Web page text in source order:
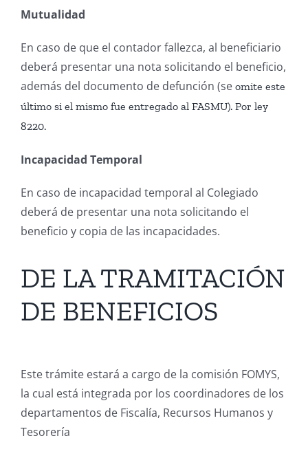
Mutualidad
En caso de que el contador fallezca, al beneficiario
deberá presentar una nota solicitando el beneficio,
además del documento de defunción (se omite este
último si el mismo fue entregado al FASMU). Por ley
8220.
Incapacidad Temporal
En caso de incapacidad temporal al Colegiado
deberá de presentar una nota solicitando el
beneficio y copia de las incapacidades.
DE LA TRAMITACIÓN
DE BENEFICIOS
Este trámite estará a cargo de la comisión FOMYS,
la cual está integrada por los coordinadores de los
departamentos de Fiscalía, Recursos Humanos y
Tesorería